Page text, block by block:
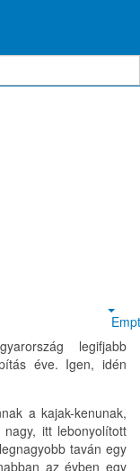
legifjabb
éve. Igen, idén
a kajak-kenunak,
itt lebonyolított
taván egy
az évben egy